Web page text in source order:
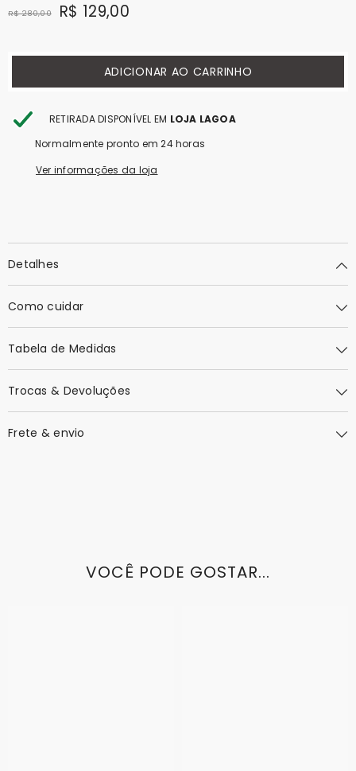
R$ 280,00 R$ 129,00
ADICIONAR AO CARRINHO
RETIRADA DISPONÍVEL EM LOJA LAGOA
Normalmente pronto em 24 horas
Ver informações da loja
Detalhes
Como cuidar
Tabela de Medidas
Trocas & Devoluções
Frete & envio
VOCÊ PODE GOSTAR...